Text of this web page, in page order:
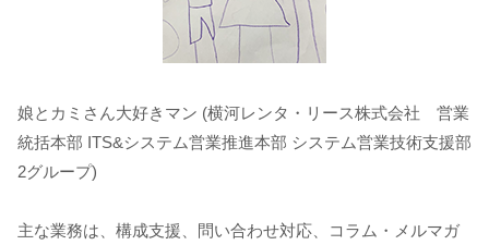
娘とカミさん大好きマン (横河レンタ・リース株式会社 営業
統括本部 ITS&システム営業推進本部 システム営業技術支援部
2グループ)
主な業務は、構成支援、問い合わせ対応、コラム・メルマガ